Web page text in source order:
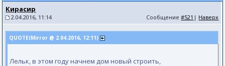
Кирасир
2.04.2016, 11:14 Сообщение#521 | Наверх
QUOTE(Mirror @ 2.04.2016, 12:11)
Лельк, в этом году начнем дом новый строить,